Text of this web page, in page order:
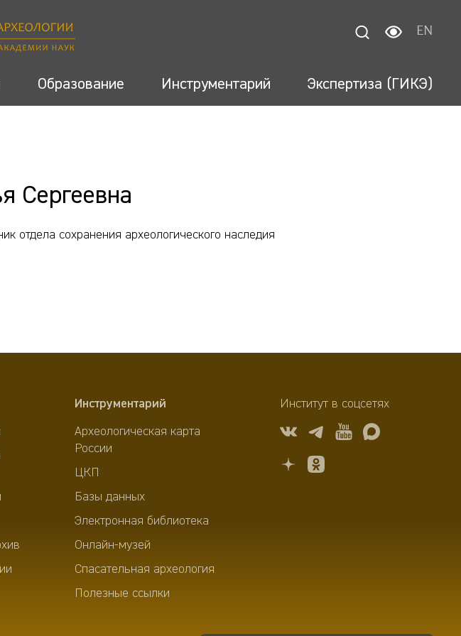
EN
Образование Инструментарий Экспертиза (ГИКЭ)
Сергеевна
отдела сохранения археологического наследия
Инструментарий
Археологическая карта
России
ЦКП
Базы данных
Электронная библиотека
Онлайн-музей
Спасательная археология
Полезные ссылки
Институт в соцсетях